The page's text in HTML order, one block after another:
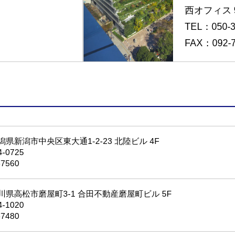
西オフィス
TEL： 050-
FAX：092-
県新潟市中央区東大通1-2-23 北陸ビル 4F
0725
県高松市磨屋町3-1 合田不動産磨屋町ビル 5F
1020